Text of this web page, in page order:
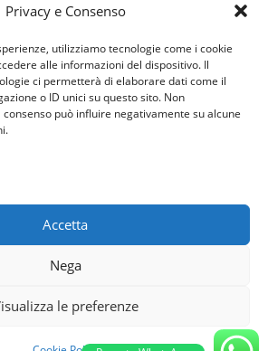
Privacy e Consenso
utilizziamo tecnologie come i cookie
alle informazioni del dispositivo. Il
ci permetterà di elaborare dati come il
o ID unici su questo sito. Non
può influire negativamente su alcune
Accetta
Nega
le preferenze
GIULIA
LAZIO
LIGURIA
SARDEGNA
TRENTINO ALTO-ADIGE